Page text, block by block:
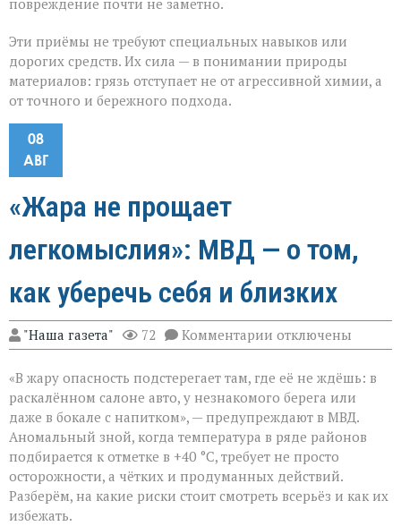
повреждение почти не заметно.
Эти приёмы не требуют специальных навыков или
дорогих средств. Их сила — в понимании природы
материалов: грязь отступает не от агрессивной химии, а
от точного и бережного подхода.
08
АВГ
«Жара не прощает
легкомыслия»: МВД — о том,
как уберечь себя и близких
"Наша газета" 72 Комментарии к
записи
не
прощает
легкомыслия»:
МВД — о
том,
как
уберечь
себя
и
отключены
«В жару опасность подстерегает там, где её не ждёшь: в
раскалённом салоне авто, у незнакомого берега или
даже в бокале с напитком», — предупреждают в МВД.
Аномальный зной, когда температура в ряде районов
подбирается к отметке в +40 °C, требует не просто
осторожности, а чётких и продуманных действий.
Разберём, на какие риски стоит смотреть всерьёз и как их
избежать.